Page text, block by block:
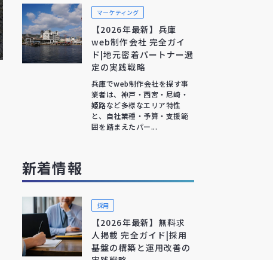
マーケティング
【2026年最新】兵庫
web制作会社 完全ガイ
ド|地元密着パートナー選
定の実践戦略
兵庫でweb制作会社を探す事
業者は、神戸・西宮・尼崎・
姫路など多様なエリア特性
と、自社業種・予算・支援範
囲を踏まえたパー...
新着情報
採用
【2026年最新】無料求
人掲載 完全ガイド|採用
基盤の構築と運用改善の